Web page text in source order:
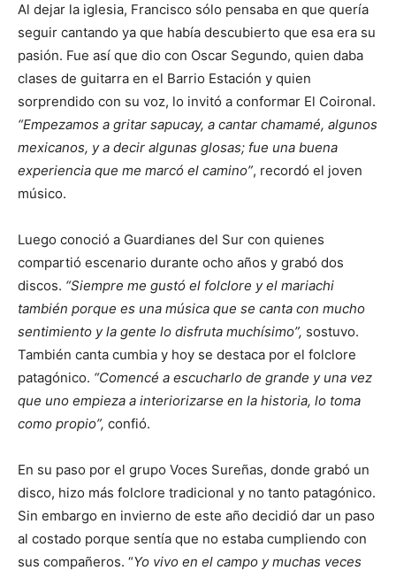
Al dejar la iglesia, Francisco sólo pensaba en que quería
seguir cantando ya que había descubierto que esa era su
pasión. Fue así que dio con Oscar Segundo, quien daba
clases de guitarra en el Barrio Estación y quien
sorprendido con su voz, lo invitó a conformar El Coironal.
“Empezamos a gritar sapucay, a cantar chamamé, algunos
mexicanos, y a decir algunas glosas; fue una buena
experiencia que me marcó el camino”, recordó el joven
músico.
Luego conoció a Guardianes del Sur con quienes
compartió escenario durante ocho años y grabó dos
discos. “Siempre me gustó el folclore y el mariachi
también porque es una música que se canta con mucho
sentimiento y la gente lo disfruta muchísimo”, sostuvo.
También canta cumbia y hoy se destaca por el folclore
patagónico. “Comencé a escucharlo de grande y una vez
que uno empieza a interiorizarse en la historia, lo toma
como propio”, confió.
En su paso por el grupo Voces Sureñas, donde grabó un
disco, hizo más folclore tradicional y no tanto patagónico.
Sin embargo en invierno de este año decidió dar un paso
al costado porque sentía que no estaba cumpliendo con
sus compañeros. “Yo vivo en el campo y muchas veces